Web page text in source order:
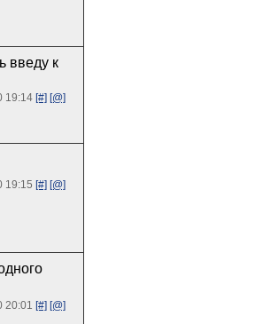
введу к
19:14 [#] [@]
19:15 [#] [@]
20:01 [#] [@]